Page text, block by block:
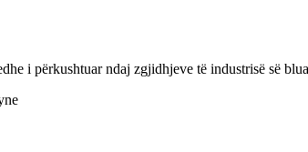
i përkushtuar ndaj zgjidhjeve të industrisë së